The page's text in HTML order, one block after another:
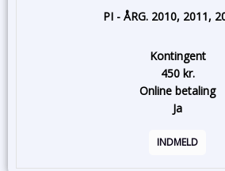
PI - ÅRG. 2010, 2011,
Kontingent
450 kr.
Online betaling
Ja
INDMELD